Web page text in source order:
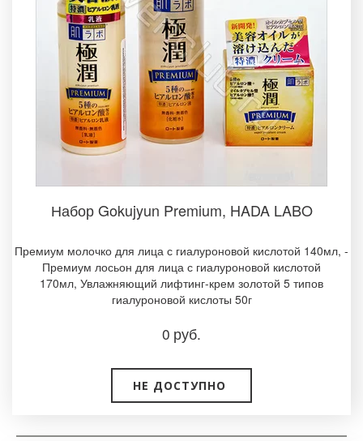
Набор Gokujyun Premium, HADA LABO­
Премиум молочко для лица с гиалуроновой кислотой 140мл, ­
Премиум лосьон для лица с гиалуроновой кислотой
170мл, Увлажняющий лифтинг-крем золотой 5 типов
гиалуроновой кислоты 50г
0 руб.
НЕ ДОСТУПНО